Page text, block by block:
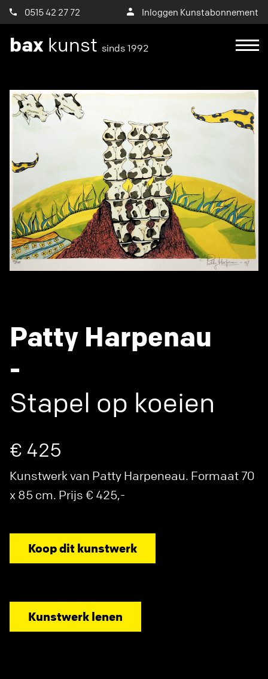
0515 42 27 72 Inloggen Kunstabonnement
bax kunst sinds 1992
Patty Harpenau
-
Stapel op koeien
€ 425
Kunstwerk van Patty Harpeneau. Formaat 70
x 85 cm. Prijs € 425,-
Koop dit kunstwerk
Kunstwerk lenen